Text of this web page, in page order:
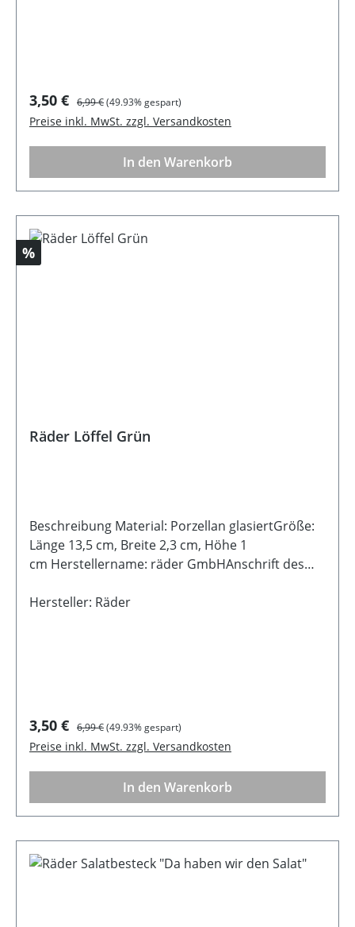
Verkaufspreis:
3,50 € Regulärer Preis:
6,99 €(49.93% gespart)
Preise inkl. MwSt. zzgl. Versandkosten
In den Warenkorb
Rabatt
%
Räder Löffel Grün
Beschreibung Material: Porzellan glasiertGröße:
Länge 13,5 cm, Breite 2,3 cm, Höhe 1
cm Herstellername: räder GmbHAnschrift des
Bochum, www.raeder.deKontakt (E-Mail,
Hersteller: Räder
Verkaufspreis:
3,50 € Regulärer Preis:
6,99 €(49.93% gespart)
Preise inkl. MwSt. zzgl. Versandkosten
In den Warenkorb